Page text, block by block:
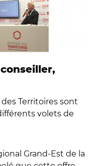
Territoires sont
volets de
Grand-Est de la